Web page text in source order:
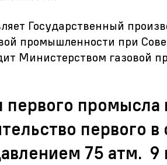
Государственный
промышленности при
Министерством газовой
первого
первого
75 атм. 9